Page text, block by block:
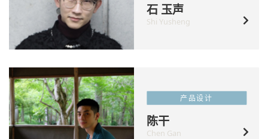
石 玉声
Shi Yusheng
产品设计
陈干
Chen Gan